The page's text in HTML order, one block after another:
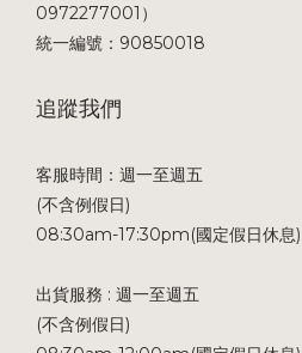
0972277001）
統一編號：90850018
追蹤我們
客服時間：週一至週五
(不含例假日)
08:30am-17:30pm(國定假日休息)
出貨服務 : 週一至週五
(不含例假日)